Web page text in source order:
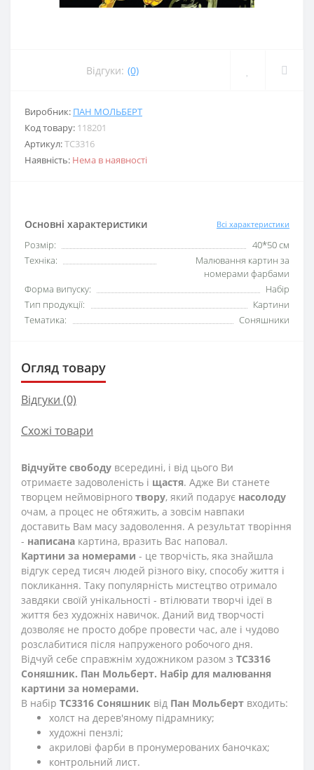
Відгуки: (0)
Виробник: ПАН МОЛЬБЕРТ
Код товару: 118201
Артикул:TC3316
Наявність: Нема в наявності
Основні характеристики Всі характеристики
Розмір:
40*50 см
Техніка:
Малювання картин за
номерами фарбами
Форма випуску:
Набір
Тип продукції:
Картини
Тематика:
Соняшники
Огляд товару
Відгуки (0)
Схожі товари
Відчуйте свободу всередині, і від цього Ви
отримаєте задоволеність і щастя. Адже Ви станете
творцем неймовірного твору, який подарує насолоду
очам, а процес не обтяжить, а зовсім навпаки
доставить Вам масу задоволення. А результат творіння
- написана картина, вразить Вас наповал.
Картини за номерами - це творчість, яка знайшла
відгук серед тисяч людей різного віку, способу життя і
покликання. Таку популярність мистецтво отримало
завдяки своїй унікальності - втілювати творчі ідеї в
життя без художніх навичок. Даний вид творчості
дозволяє не просто добре провести час, але і чудово
розслабитися після напруженого робочого дня.
Відчуй себе справжнім художником разом з TC3316
Соняшник. Пан Мольберт. Набір для малювання
картини за номерами.
В набір TC3316 Соняшник від Пан Мольберт входить:
холст на дерев'яному підрамнику;
художні пензлі;
акрилові фарби в пронумерованих баночках;
контрольний лист.